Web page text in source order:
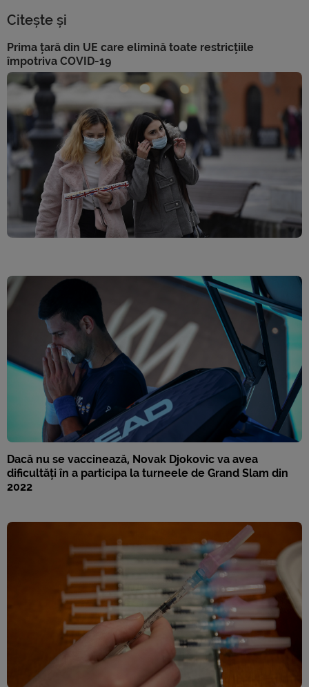
Citește și
Prima țară din UE care elimină toate restricțiile
împotriva COVID-19
Dacă nu se vaccinează, Novak Djokovic va avea
dificultăți în a participa la turneele de Grand Slam din
2022